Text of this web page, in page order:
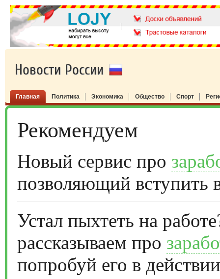
Новости России
Главная Политика Экономика Общество Спорт
Рекомендуем
Новый сервис про
позволяющий вступить
Устал пыхтеть на
рассказываем про
попробуй его в